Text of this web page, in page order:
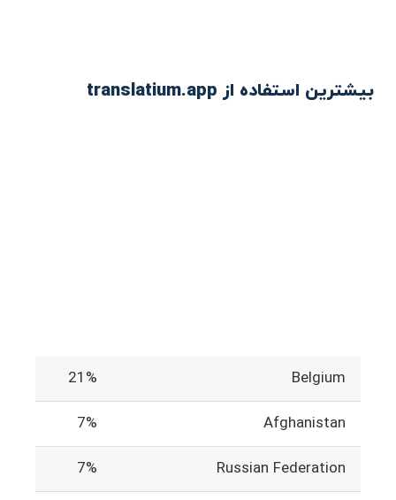
بیشترین استفاده از translatium.app
Belgium
21%
Afghanistan
7%
Russian Federation
7%